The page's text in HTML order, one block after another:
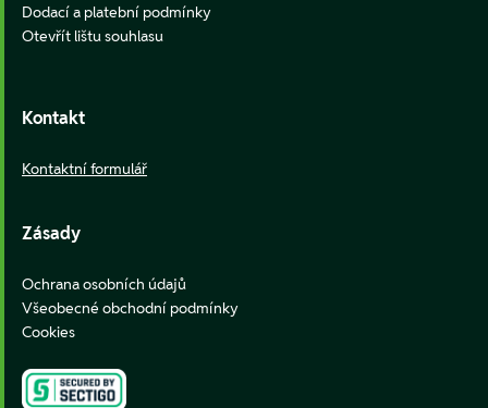
Dodací a platební podmínky
Otevřít lištu souhlasu
Kontakt
Kontaktní formulář
Zásady
Ochrana osobních údajů
Všeobecné obchodní podmínky
Cookies